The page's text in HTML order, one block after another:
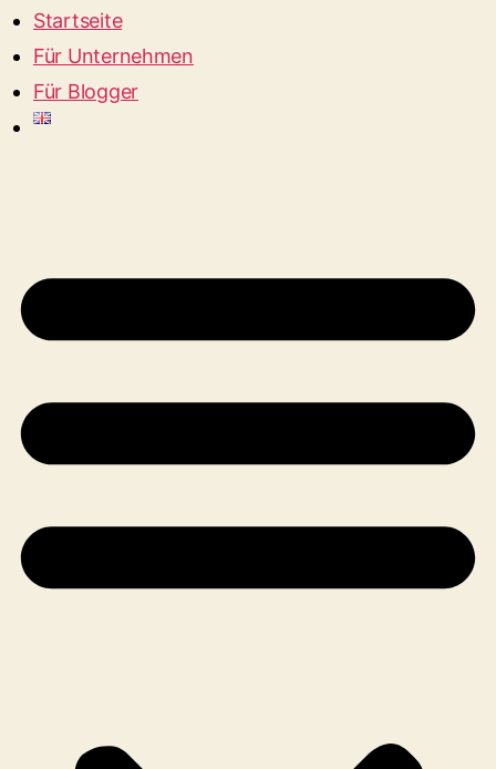
Startseite
Für Unternehmen
Für Blogger